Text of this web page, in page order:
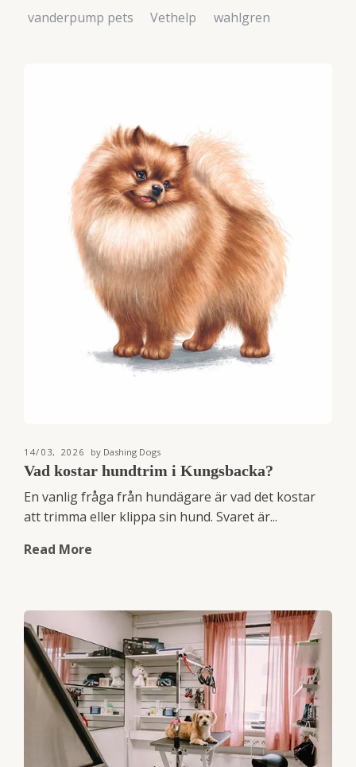
vanderpump pets
Vethelp wahlgren
14/03, 2026 by Dashing Dogs
Vad kostar hundtrim i Kungsbacka?
En vanlig fråga från hundägare är vad det kostar
att trimma eller klippa sin hund. Svaret är...
Read More